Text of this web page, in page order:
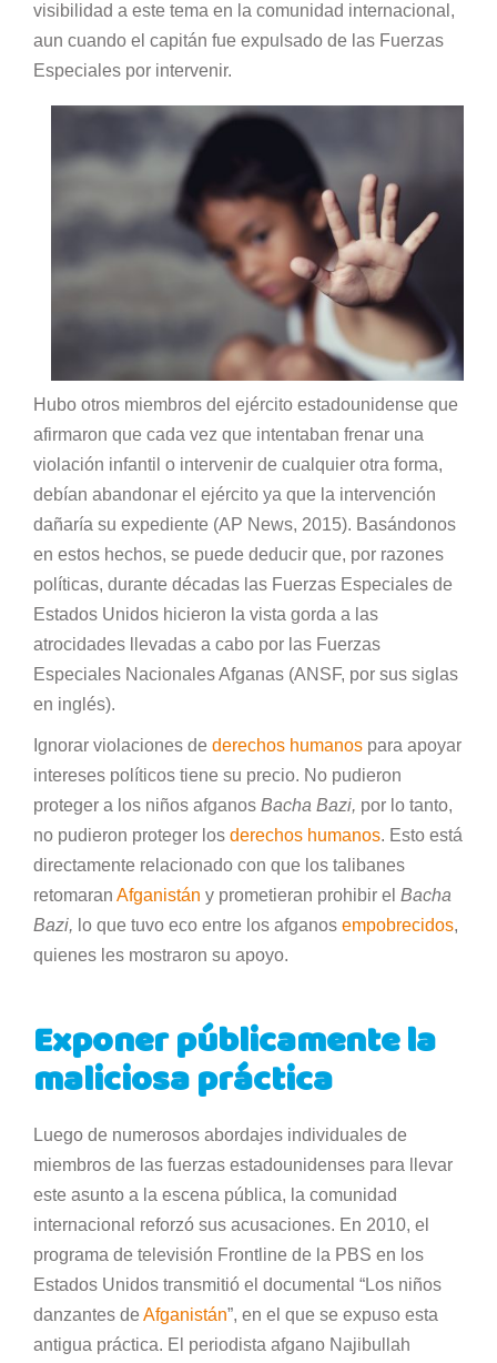
visibilidad a este tema en la comunidad internacional,
aun cuando el capitán fue expulsado de las Fuerzas
Especiales por intervenir.
Hubo otros miembros del ejército estadounidense que
afirmaron que cada vez que intentaban frenar una
violación infantil o intervenir de cualquier otra forma,
debían abandonar el ejército ya que la intervención
dañaría su expediente (AP News, 2015). Basándonos
en estos hechos, se puede deducir que, por razones
políticas, durante décadas las Fuerzas Especiales de
Estados Unidos hicieron la vista gorda a las
atrocidades llevadas a cabo por las Fuerzas
Especiales Nacionales Afganas (ANSF, por sus siglas
en inglés).
Ignorar violaciones de derechos humanos para apoyar
intereses políticos tiene su precio. No pudieron
proteger a los niños afganos Bacha Bazi, por lo tanto,
no pudieron proteger los derechos humanos. Esto está
directamente relacionado con que los talibanes
retomaran Afganistán y prometieran prohibir el Bacha
Bazi, lo que tuvo eco entre los afganos empobrecidos,
quienes les mostraron su apoyo.
Exponer públicamente la
maliciosa práctica
Luego de numerosos abordajes individuales de
miembros de las fuerzas estadounidenses para llevar
este asunto a la escena pública, la comunidad
internacional reforzó sus acusaciones. En 2010, el
programa de televisión Frontline de la PBS en los
Estados Unidos transmitió el documental “Los niños
danzantes de Afganistán”, en el que se expuso esta
antigua práctica. El periodista afgano Najibullah